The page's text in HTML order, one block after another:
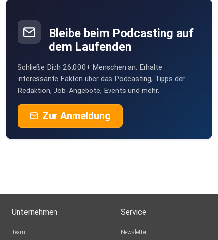
Bleibe beim Podcasting auf
dem Laufenden
Schließe Dich 26.000+ Menschen an. Erhalte
interessante Fakten über das Podcasting, Tipps der
Redaktion, Job-Angebote, Events und mehr.
Zur Anmeldung
Unternehmen
Team
Service
Newsletter